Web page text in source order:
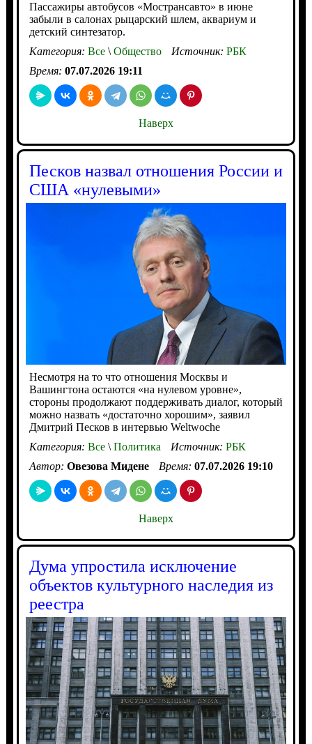
Пассажиры автобусов «Мострансавто» в июне
забыли в салонах рыцарский шлем, аквариум и
детский синтезатор.
Категория: Все\Общество Источник: РБК
Время: 07.07.2026 19:11
Наверх
Песков назвал отношения России и
США «нулевыми»
Несмотря на то что отношения Москвы и
Вашингтона остаются «на нулевом уровне»,
стороны продолжают поддерживать диалог, который
можно назвать «достаточно хорошим», заявил
Дмитрий Песков в интервью Weltwoche
Категория: Все\Политика Источник: РБК
Автор: Овезова Мидене Время: 07.07.2026 19:10
Наверх
Дума упростила исключение
объектов культурного наследия из
реестра